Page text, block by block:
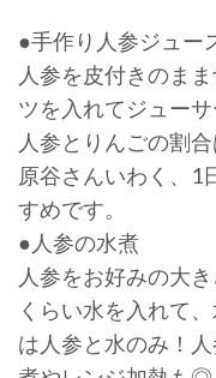
●手作り人参ジュー
人参を皮付きのま
ツを入れてジューサ
人参とりんごの割
原谷さんいわく、1
すめです。
●人参の水煮
人参をお好みの大
くらい水を入れて
は人参と水のみ！